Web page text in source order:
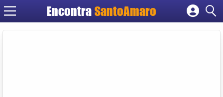
Encontra SantoAmaro
Cadastrar empresa